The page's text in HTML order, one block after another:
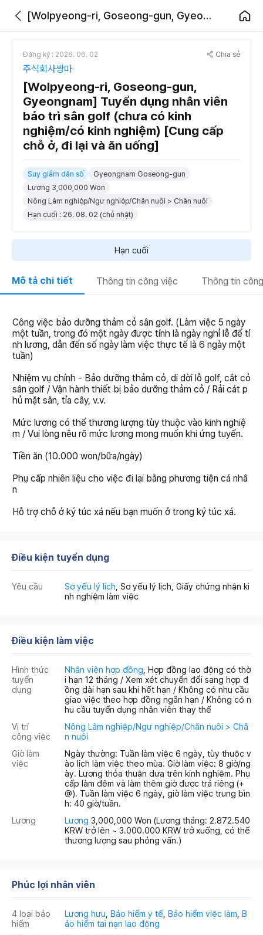
[Wolpyeong-ri, Goseong-gun, Gyeongnam] Tuyển dụng nhân viên bảo trì sân golf (chưa có kinh nghiệm/có kinh nghiệm) [Cung cấp chỗ ở, đi lại và ăn uống]
Đăng ký : 2026. 06. 02 Chia sẻ
주식회사쌍마
[Wolpyeong-ri, Goseong-gun,
Gyeongnam] Tuyển dụng nhân viên
bảo trì sân golf (chưa có kinh
nghiệm/có kinh nghiệm) [Cung cấp
chỗ ở, đi lại và ăn uống]
Suy giảm dân số
Gyeongnam Goseong-gun
Lương 3,000,000 Won
Nông Lâm nghiệp/Ngư nghiệp/Chăn nuôi > Chăn nuôi
Hạn cuối : 26. 08. 02 (chủ nhật)
Hạn cuối
Mô tả chi tiết Thông tin công việc Thông tin
Công việc bảo dưỡng thảm cỏ sân golf. (Làm việc 5 ngày
một tuần, trong đó một ngày được tính là ngày nghỉ lễ để tí
nh lương, dẫn đến số ngày làm việc thực tế là 6 ngày một
tuần)
Nhiệm vụ chính - Bảo dưỡng thảm cỏ, di dời lỗ golf, cắt cỏ
sân golf / Vận hành thiết bị bảo dưỡng thảm cỏ / Rải cát p
hủ mặt sân, tỉa cây, v.v.
Mức lương có thể thương lượng tùy thuộc vào kinh nghiệ
m / Vui lòng nêu rõ mức lương mong muốn khi ứng tuyển.
Tiền ăn (10.000 won/bữa/ngày)
Phụ cấp nhiên liệu cho việc đi lại bằng phương tiện cá nhâ
n
Hỗ trợ chỗ ở ký túc xá nếu bạn muốn ở trong ký túc xá.
Điều kiện tuyển dụng
Yêu cầu Sơ yếu lý lịch , Sơ yếu lý lịch, Giấy chứng nhận ki
nh nghiệm làm việc
Điều kiện làm việc
Hình thức
tuyển
dụng
Nhân viên hợp đồng , Hợp đồng lao động có thờ
i hạn 12 tháng / Xem xét chuyển đổi sang hợp đ
ồng dài hạn sau khi hết hạn / Không có nhu cầu
giao việc theo hợp đồng ngắn hạn / Không có n
hu cầu tuyển dụng nhân viên thay thế
Vị trí
công việc
Nông Lâm nghiệp/Ngư nghiệp/Chăn nuôi > Chă
n nuôi
Giờ làm
việc
Ngày thường: Tuần làm việc 6 ngày, tùy thuộc v
ào lịch làm việc theo mùa. Giờ làm việc: 8 giờ/ng
ày. Lương thỏa thuận dựa trên kinh nghiệm. Phụ
cấp làm đêm và làm thêm giờ được trả riêng (+
@). Tuần làm việc 6 ngày, giờ làm việc trung bìn
h: 40 giờ/tuần.
Lương
Lương 3,000,000 Won (Lương tháng: 2.872.540
KRW trở lên ~ 3.000.000 KRW trở xuống, có thể
thương lượng sau phỏng vấn.)
Phúc lợi nhân viên
4 loại bảo
hiểm
Lương hưu Bảo hiểm y tế Bảo hiểm việc làm B
ảo hiểm tai nạn lao động